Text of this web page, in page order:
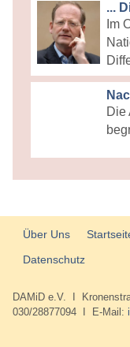
...
Im
Die
Über Uns
Datenschutz
DAMiD e.V. I
030/28877094 I E-Mail: